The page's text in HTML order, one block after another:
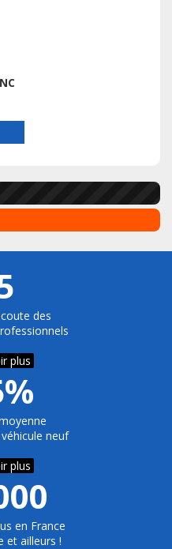
NC
des
plus
neuf
plus
en France
et ailleurs !